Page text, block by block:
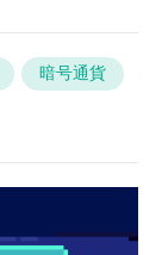
暗号通貨